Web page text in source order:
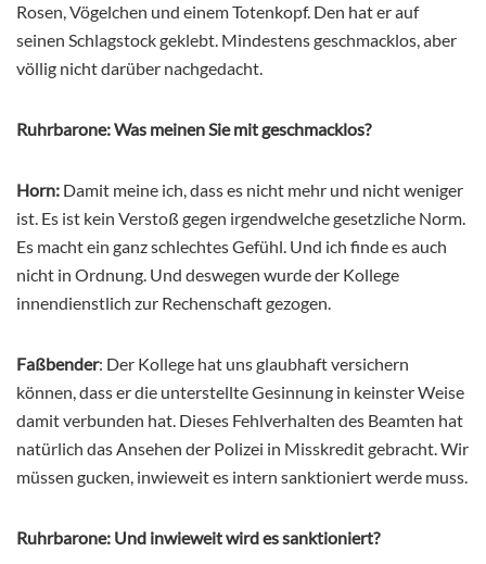
Rosen, Vögelchen und einem Totenkopf. Den hat er auf
seinen Schlagstock geklebt. Mindestens geschmacklos, aber
völlig nicht darüber nachgedacht.
Ruhrbarone: Was meinen Sie mit geschmacklos?
Horn: Damit meine ich, dass es nicht mehr und nicht weniger
ist. Es ist kein Verstoß gegen irgendwelche gesetzliche Norm.
Es macht ein ganz schlechtes Gefühl. Und ich finde es auch
nicht in Ordnung. Und deswegen wurde der Kollege
innendienstlich zur Rechenschaft gezogen.
Faßbender: Der Kollege hat uns glaubhaft versichern
können, dass er die unterstellte Gesinnung in keinster Weise
damit verbunden hat. Dieses Fehlverhalten des Beamten hat
natürlich das Ansehen der Polizei in Misskredit gebracht. Wir
müssen gucken, inwieweit es intern sanktioniert werde muss.
Ruhrbarone: Und inwieweit wird es sanktioniert?